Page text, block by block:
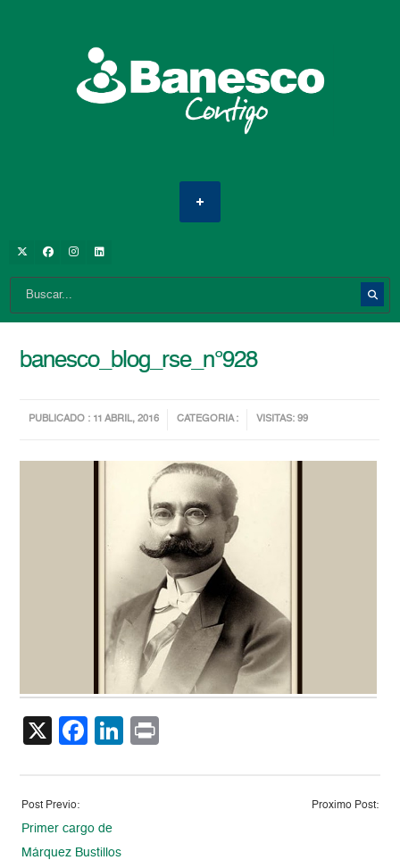
banesco_blog_rse_n°928
PUBLICADO : 11 ABRIL, 2016 CATEGORIA : VISITAS: 99
X Facebook
LinkedIn
Post Previo:
Primer cargo de
Márquez Bustillos
Proximo Post: